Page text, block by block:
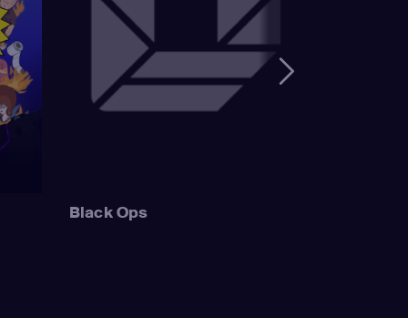
Mel /
Quimby)
Simpson / Patty
/ Ralph
/ Comic
Black Ops